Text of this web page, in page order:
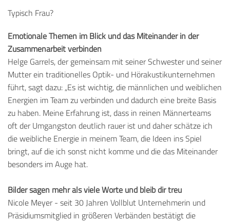
Typisch Frau?
Emotionale Themen im Blick und das Miteinander in der
Zusammenarbeit verbinden
Helge Garrels, der gemeinsam mit seiner Schwester und seiner
Mutter ein traditionelles Optik- und Hörakustikunternehmen
führt, sagt dazu: „Es ist wichtig, die männlichen und weiblichen
Energien im Team zu verbinden und dadurch eine breite Basis
zu haben. Meine Erfahrung ist, dass in reinen Männerteams
oft der Umgangston deutlich rauer ist und daher schätze ich
die weibliche Energie in meinem Team, die Ideen ins Spiel
bringt, auf die ich sonst nicht komme und die das Miteinander
besonders im Auge hat.
Bilder sagen mehr als viele Worte und bleib dir treu
Nicole Meyer - seit 30 Jahren Vollblut Unternehmerin und
Präsidiumsmitglied in größeren Verbänden bestätigt die